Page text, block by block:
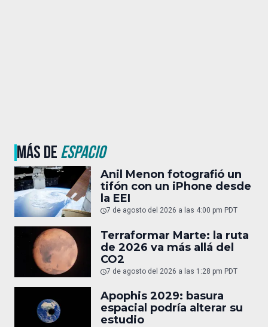
MÁS DEESPACIO
Anil Menon fotografió un
tifón con un iPhone desde
la EEI
7 de agosto del 2026 a las 4:00 pm PDT
Terraformar Marte: la ruta
de 2026 va más allá del
CO2
7 de agosto del 2026 a las 1:28 pm PDT
Apophis 2029: basura
espacial podría alterar su
estudio